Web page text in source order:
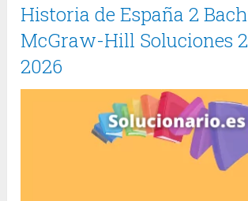
Historia de España 2
McGraw-Hill Soluciones
2026